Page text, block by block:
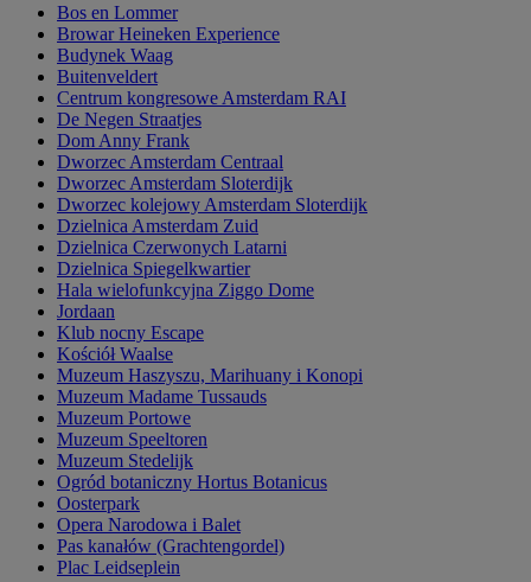
Bos en Lommer
Browar Heineken Experience
Budynek Waag
Buitenveldert
Centrum kongresowe Amsterdam RAI
De Negen Straatjes
Dom Anny Frank
Dworzec Amsterdam Centraal
Dworzec Amsterdam Sloterdijk
Dworzec kolejowy Amsterdam Sloterdijk
Dzielnica Amsterdam Zuid
Dzielnica Czerwonych Latarni
Dzielnica Spiegelkwartier
Hala wielofunkcyjna Ziggo Dome
Jordaan
Klub nocny Escape
Kościół Waalse
Muzeum Haszyszu, Marihuany i Konopi
Muzeum Madame Tussauds
Muzeum Portowe
Muzeum Speeltoren
Muzeum Stedelijk
Ogród botaniczny Hortus Botanicus
Oosterpark
Opera Narodowa i Balet
Pas kanałów (Grachtengordel)
Plac Leidseplein